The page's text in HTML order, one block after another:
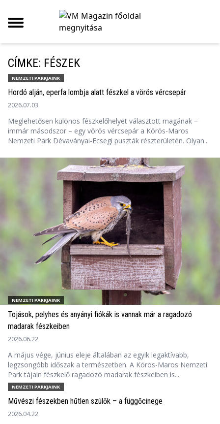
CÍMKE: FÉSZEK
NEMZETI PARKJAINK
Hordó alján, eperfa lombja alatt fészkel a vörös vércsepár
2026.07.03.
Meglehetősen különös fészkelőhelyet választott magának –
immár másodszor – egy vörös vércsepár a Körös-Maros
Nemzeti Park Dévaványai-Ecsegi puszták részterületén. Olyan...
NEMZETI PARKJAINK
Tojások, pelyhes és anyányi fiókák is vannak már a ragadozó
madarak fészkeiben
2026.06.22.
A május vége, június eleje általában az egyik legaktívabb,
legzsongóbb időszak a természetben. A Körös-Maros Nemzeti
Park tájain fészkelő ragadozó madarak fészkeiben is...
NEMZETI PARKJAINK
Művészi fészekben hűtlen szülők – a függőcinege
2026.04.22.